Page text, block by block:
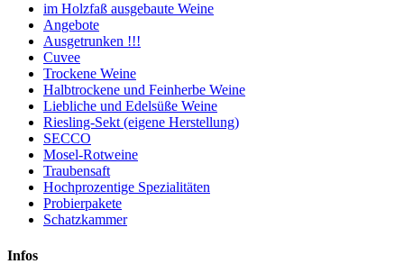
im Holzfaß ausgebaute Weine
Angebote
Ausgetrunken !!!
Cuvee
Trockene Weine
Halbtrockene und Feinherbe Weine
Liebliche und Edelsüße Weine
Riesling-Sekt (eigene Herstellung)
SECCO
Mosel-Rotweine
Traubensaft
Hochprozentige Spezialitäten
Probierpakete
Schatzkammer
Infos